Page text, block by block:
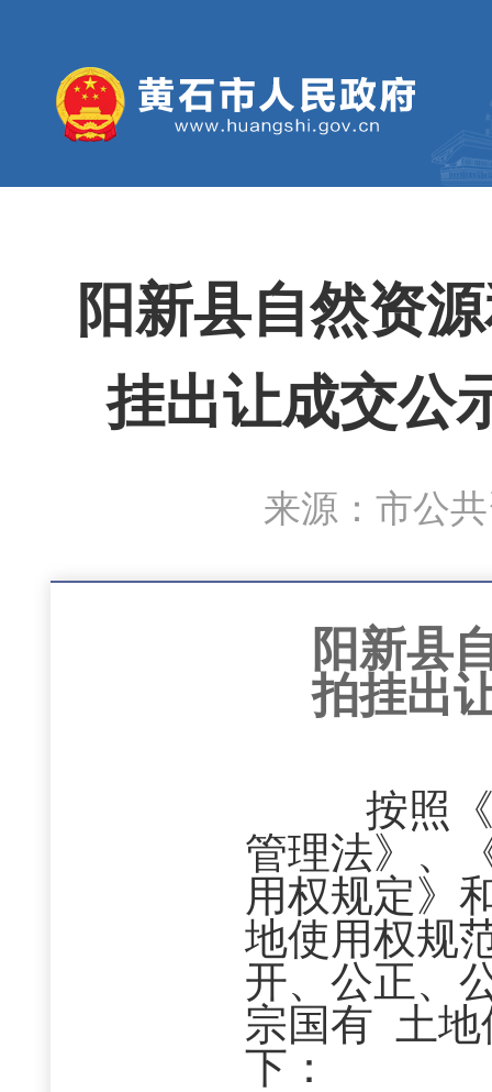
阳新县自然资
挂出让成交公
来源：市公
阳新县
拍挂出
按照《土
管理法》、
用权规定》
地使用权规
开、公正、
宗国有 土
下：